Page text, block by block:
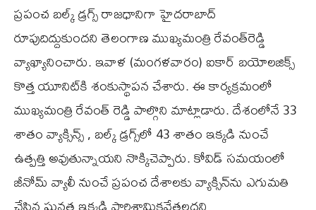
ప్రపంచ బల్క్ డ్రగ్స్ రాజధానిగా హైదరాబాద్
రూపుదిద్దుకుందని తెలంగాణ ముఖ్యమంత్రి రేవంత్‌రెడ్డి
వ్యాఖ్యానించారు. ఇవాళ (మంగళవారం) ఐకార్ బయోలజిక్స్​
కొత్త యూనిట్​‌కి శంకుస్థాపన చేశారు. ఈ కార్యక్రమంలో
ముఖ్యమంత్రి రేవంత్ రెడ్డి పాల్గొని మాట్లాడారు. దేశంలోనే 33
శాతం వ్యాక్సిన్స్ , బల్క్ డ్రగ్స్‌లో 43 శాతం ఇక్కడి నుంచే
ఉత్పత్తి అవుతున్నాయని నొక్కిచెప్పారు. కోవిడ్ సమయంలో
జీనోమ్ వ్యాలీ నుంచే ప్రపంచ దేశాలకు వ్యాక్సిన్‌ను ఎగుమతి